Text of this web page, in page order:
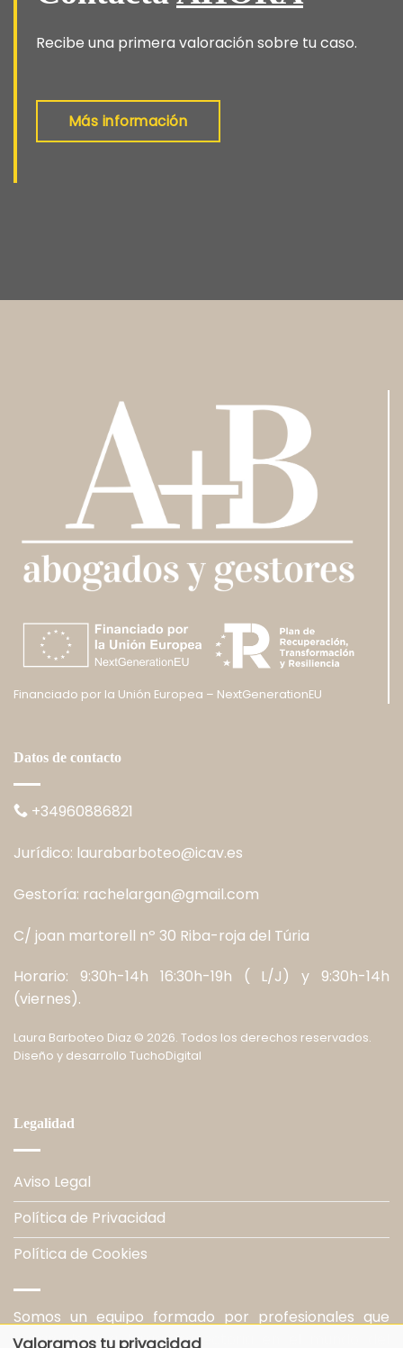
Recibe una primera valoración sobre tu caso.
Más información
Financiado por la Unión Europea – NextGenerationEU
Datos de contacto
+34960886821
Jurídico: laurabarboteo@icav.es
Gestoría: rachelargan@gmail.com
C/ joan martorell nº 30 Riba-roja del Túria
Horario: 9:30h-14h 16:30h-19h ( L/J) y 9:30h-14h
(viernes).
Laura Barboteo Diaz © 2026. Todos los derechos reservados.
Diseño y desarrollo TuchoDigital
Legalidad
Aviso Legal
Política de Privacidad
Política de Cookies
Somos un equipo formado por profesionales que
gozan de una larga trayectoria en el mundo del